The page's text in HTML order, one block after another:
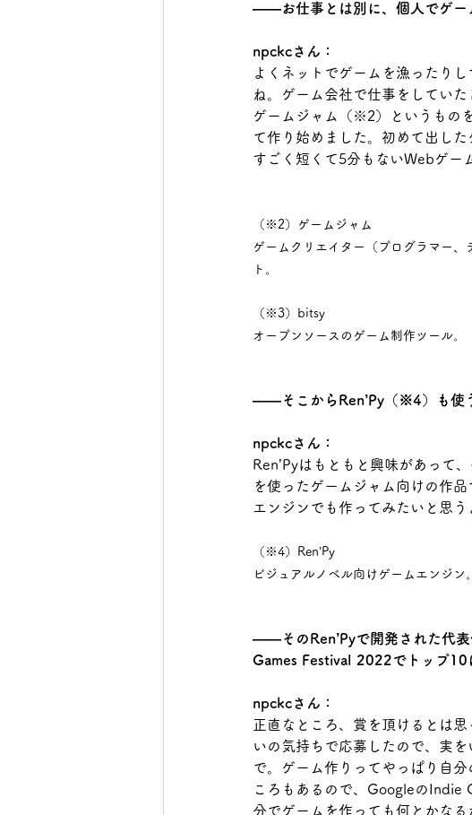
――お仕事とは別に、個人でゲー
npckcさん：
よくネットでゲームを漁ったり
ね。ゲーム会社で仕事をしてい
ゲームジャム（※2）というもの
て作り始めました。初めて出し
すごく短くて5分もないWebゲー
（※2）ゲームジャム
ゲームクリエイター（プログラマー
ト。
（※3）bitsy
オープンソースのゲーム制作ツール。
――そこからRen’Py（※4）も使
npckcさん：
Ren’Pyはもともと興味があって
を使ったゲームジャム向けの作
エンジンでも作ってみたいと思
（※4）Ren’Py
ビジュアルノベル向けゲームエンジン
――そのRen’Pyで開発された代
Games Festival 2022でトップ10
npckcさん：
正直なところ、賞を頂けるとは
いの気持ちで応募したので、実
で。ゲーム作りってやっぱり自
ころもあるので、GoogleのIndie
分でゲームを作っても何とかなる